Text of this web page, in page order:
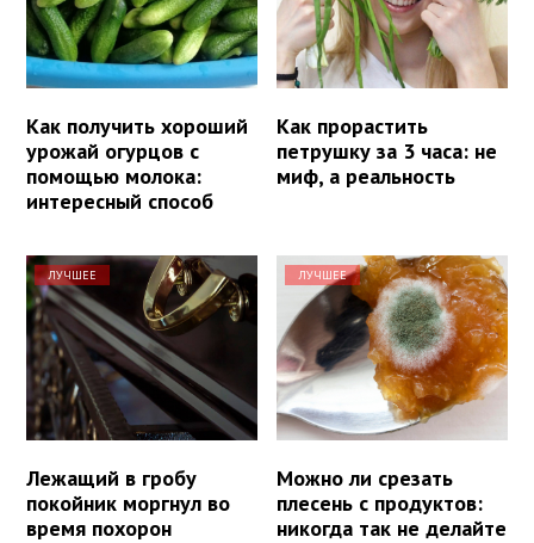
Как получить хороший
урожай огурцов с
помощью молока:
интересный способ
Как прорастить
петрушку за 3 часа: не
миф, а реальность
ЛУЧШЕЕ
Лежащий в гробу
покойник моргнул во
время похорон
ЛУЧШЕЕ
Можно ли срезать
плесень с продуктов:
никогда так не делайте